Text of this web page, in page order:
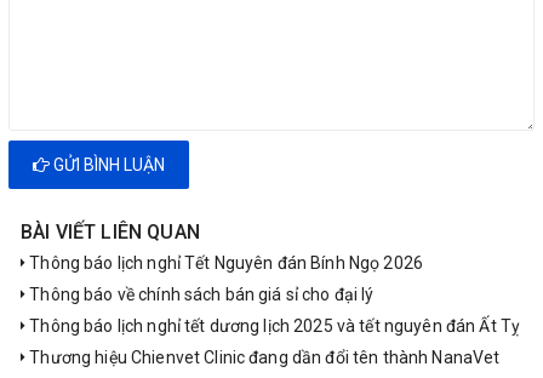
GỬI BÌNH LUẬN
BÀI VIẾT LIÊN QUAN
Thông báo lịch nghỉ Tết Nguyên đán Bính Ngọ 2026
Thông báo về chính sách bán giá sỉ cho đại lý
Thông báo lịch nghỉ tết dương lịch 2025 và tết nguyên đán Ất Tỵ
Thương hiệu Chienvet Clinic đang dần đổi tên thành NanaVet